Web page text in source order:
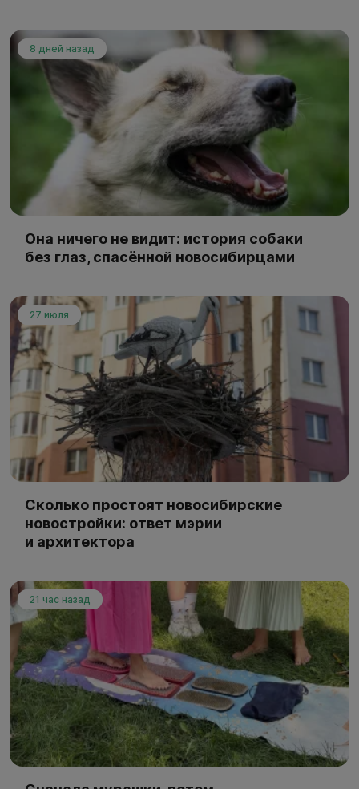
8 дней назад
Она ничего не видит: история собаки
без глаз, спасённой новосибирцами
27 июля
Сколько простоят новосибирские
новостройки: ответ мэрии
и архитектора
21 час назад